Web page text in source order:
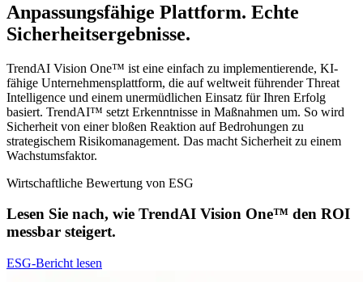
Anpassungsfähige Plattform. Echte
Sicherheitsergebnisse.
TrendAI Vision One™ ist eine einfach zu implementierende, KI-
fähige Unternehmensplattform, die auf weltweit führender Threat
Intelligence und einem unermüdlichen Einsatz für Ihren Erfolg
basiert. TrendAI™ setzt Erkenntnisse in Maßnahmen um. So wird
Sicherheit von einer bloßen Reaktion auf Bedrohungen zu
strategischem Risikomanagement. Das macht Sicherheit zu einem
Wachstumsfaktor.
Wirtschaftliche Bewertung von ESG​​​​‌ ‍ ​‍​‍‌‍ ‌ ​‍‌‍‍‌‌‍‌ ‌‍‍‌‌‍ ‍​‍​‍​ ‍‍​‍​‍‌ ​ ‌‍​‌‌‍ ‍‌‍‍‌‌ ‌​‌ ‍‌​‍ ‍‌‍‍‌‌‍ ​‍​‍​‍ ​​‍​‍‌‍‍​‌ ​‍‌‍‌‌‌‍‌‍​‍​‍​ ‍‍​‍​‍‌‍‍​‌ ‌​‌ ‌​‌ ​​​ ‍‍​‍ ​‍ ‌‍ ​‌‍ ‌‍​ ‌‍​‌‌‍ ​‌‍‍​‌‍ ‌ ​ ‌ ‌​​ ‍‍​ ​ ​ ​ ​ ​ ​ ‌​​‍ ‌‍‍‌‌‍ ‍‌ ‌​‌‍‌‌‌‍ ‍‌ ‌​​‍ ‌‍‌‌‌‍‌​‌‍‍‌‌ ‌​​‍ ‌‍ ‌‌‍ ‌‍‌​‌‍‌‌​ ‌‌ ​​‌ ​‍‌‍‌‌‌ ​ ‌‍‌‌‌‍ ‍‌ ‌​‌‍​‌‌ ‌​‌‍‍‌‌‍ ‌‍ ‍​ ‍ ‌‍‍‌‌‍‌​​ ‌‌‍‌​​ ‌​‌‍​ ​ ​‍​ ‌‍​ ​​​ ‍​‌‍​ ​‍ ‌‌‍‌‍‌‍​ ‌‍​ ​ ‌‍​‍ ‌​ ‌​​ ‍‌‌‍​‍‌‍‌​​‍ ‌‌‍​‌​ ​‌​ ‌​​ ‌‍​‍ ‌​ ‌​​ ​​​ ​‍​ ‌ ​ ​​​ ‍‌‌‍‌‍‌‍​‌​ ​‌​ ​‌​ ‍​​ ‍‌​ ‍ ‌ ‌​‌ ‍‌‌ ​​‌‍‌‌​ ‌‌ ​​‌‍​‌‌‍‌ ‌‍‌‌​ ‍ ‌ ​​‌‍​‌‌ ‌​‌‍‍​​ ‌‌ ​ ‌‍‌‌‌‍​ ‌ ‌​‌‍‍‌‌‍ ‌‍ ‍‌ ​ ​‍‌‌​ ‌‌‌​​‍‌‌ ‌‍‍ ‌‍‌‌‌ ‍‌​‍‌‌​ ​ ‌​‌​​‍‌‌​ ​ ‌​‌​​‍‌‌​ ​‍​ ​‍‌‍‌‍‌‍​ ​ ‌‍​ ​‍​ ​‍‌‍‌​​ ‌‌​ ​‌​ ‍‌‌‍‌‌‌‍​‍​ ‌ ​‍‌‌​ ​‍​ ​‍​‍‌‌​ ‌‌‌​‌​​‍ ‍‌‍‌‌‌ ‍‌‌‍‌‌‌‍​‍‌ ​‍‌‍ ‌ ‌ ​ ‌‍​‍‌‍​‌‌ ​ ‌‍‌‌‌‌‌‌‌ ​‍‌‍ ​​ ‌‌‍‍​‌ ‌​‌ ‌​‌ ​​​‍‌‌​ ​ ‌​​‌​‍‌‌​ ​‍‌​‌‍​‍‌‌​ ​‍‌​‌‍‌‍ ​‌‍ ‌‍​ ‌‍​‌‌‍ ​‌‍‍​‌‍ ‌ ​ ‌ ‌​​‍‌‌​ ​ ‌​​‌​ ​ ​ ​ ​ ​ ​ ‌​​‍‌‍‌‍‍‌‌‍‌​​ ‌‌‍‌​​ ‌​‌‍​ ​ ​‍​ ‌‍​ ​​​ ‍​‌‍​ ​‍ ‌‌‍‌‍‌‍​ ‌‍​ ​ ‌‍​‍ ‌​ ‌​​ ‍‌‌‍​‍‌‍‌​​‍ ‌‌‍​‌​ ​‌​ ‌​​ ‌‍​‍ ‌​ ‌​​ ​​​ ​‍​ ‌ ​ ​​​ ‍‌‌‍‌‍‌‍​‌​ ​‌​ ​‌​ ‍​​ ‍‌​‍‌‍‌ ‌​‌ ‍‌‌ ​​‌‍‌‌​ ‌‌ ​​‌‍​‌‌‍‌ ‌‍‌‌​‍‌‍‌ ​​‌‍​‌‌ ‌​‌‍‍​​ ‌‌ ​ ‌‍‌‌‌‍​ ‌ ‌​‌‍‍‌‌‍ ‌‍ ‍‌ ​ ​‍‌‌​ ‌‌‌​​‍‌‌ ‌‍‍ ‌‍‌‌‌ ‍‌​‍‌‌​ ​ ‌​‌​​‍‌‌​ ​ ‌​‌​​‍‌‌​ ​‍​ ​‍‌‍‌‍‌‍​ ​ ‌‍​ ​‍​ ​‍‌‍‌​​ ‌‌​ ​‌​ ‍‌‌‍‌‌‌‍​‍​ ‌ ​‍‌‌​ ​‍​ ​‍​‍‌‌​ ‌‌‌​‌​​‍ ‍‌‍‌‌‌ ‍‌‌‍‌‌‌‍​‍‌ ​‍‌‍ ‌ ‌ ​‍​‍‌ ‌
Lesen Sie nach, wie TrendAI Vision One™ den ROI
messbar steigert.​​​​‌ ‍ ​‍​‍‌‍ ‌ ​‍‌‍‍‌‌‍‌ ‌‍‍‌‌‍ ‍​‍​‍​ ‍‍​‍​‍‌ ​ ‌‍​‌‌‍ ‍‌‍‍‌‌ ‌​‌ ‍‌​‍ ‍‌‍‍‌‌‍ ​‍​‍​‍ ​​‍​‍‌‍‍​‌ ​‍‌‍‌‌‌‍‌‍​‍​‍​ ‍‍​‍​‍‌‍‍​‌ ‌​‌ ‌​‌ ​​​ ‍‍​‍ ​‍ ‌‍ ​‌‍ ‌‍​ ‌‍​‌‌‍ ​‌‍‍​‌‍ ‌ ​ ‌ ‌​​ ‍‍​ ​ ​ ​ ​ ​ ​ ‌​​‍ ‌‍‍‌‌‍ ‍‌ ‌​‌‍‌‌‌‍ ‍‌ ‌​​‍ ‌‍‌‌‌‍‌​‌‍‍‌‌ ‌​​‍ ‌‍ ‌‌‍ ‌‍‌​‌‍‌‌​ ‌‌ ​​‌ ​‍‌‍‌‌‌ ​ ‌‍‌‌‌‍ ‍‌ ‌​‌‍​‌‌ ‌​‌‍‍‌‌‍ ‌‍ ‍​ ‍ ‌‍‍‌‌‍‌​​ ‌‌‍‌​​ ‌​‌‍​ ​ ​‍​ ‌‍​ ​​​ ‍​‌‍​ ​‍ ‌‌‍‌‍‌‍​ ‌‍​ ​ ‌‍​‍ ‌​ ‌​​ ‍‌‌‍​‍‌‍‌​​‍ ‌‌‍​‌​ ​‌​ ‌​​ ‌‍​‍ ‌​ ‌​​ ​​​ ​‍​ ‌ ​ ​​​ ‍‌‌‍‌‍‌‍​‌​ ​‌​ ​‌​ ‍​​ ‍‌​ ‍ ‌ ‌​‌ ‍‌‌ ​​‌‍‌‌​ ‌‌ ​​‌‍​‌‌‍‌ ‌‍‌‌​ ‍ ‌ ​​‌‍​‌‌ ‌​‌‍‍​​ ‌‌ ​ ‌‍‌‌‌‍​ ‌ ‌​‌‍‍‌‌‍ ‌‍ ‍‌ ​ ​‍‌‌​ ‌‌‌​​‍‌‌ ‌‍‍ ‌‍‌‌‌ ‍‌​‍‌‌​ ​ ‌​‌​​‍‌‌​ ​ ‌​‌​​‍‌‌​ ​‍​ ​‍‌‍‌‍‌‍​ ​ ‌‍​ ​‍​ ​‍‌‍‌​​ ‌‌​ ​‌​ ‍‌‌‍‌‌‌‍​‍​ ‌ ​‍‌‌​ ​‍​ ​‍​‍‌‌​ ‌‌‌​‌​​‍ ‍‌‍‍​‌‍‌‌‌‍​‌‌‍‌​‌‍‍‌‌‍ ‍‌‍‌ ​ ‌‍​‍‌‍​‌‌ ​ ‌‍‌‌‌‌‌‌‌ ​‍‌‍ ​​ ‌‌‍‍​‌ ‌​‌ ‌​‌ ​​​‍‌‌​ ​ ‌​​‌​‍‌‌​ ​‍‌​‌‍​‍‌‌​ ​‍‌​‌‍‌‍ ​‌‍ ‌‍​ ‌‍​‌‌‍ ​‌‍‍​‌‍ ‌ ​ ‌ ‌​​‍‌‌​ ​ ‌​​‌​ ​ ​ ​ ​ ​ ​ ‌​​‍‌‍‌‍‍‌‌‍‌​​ ‌‌‍‌​​ ‌​‌‍​ ​ ​‍​ ‌‍​ ​​​ ‍​‌‍​ ​‍ ‌‌‍‌‍‌‍​ ‌‍​ ​ ‌‍​‍ ‌​ ‌​​ ‍‌‌‍​‍‌‍‌​​‍ ‌‌‍​‌​ ​‌​ ‌​​ ‌‍​‍ ‌​ ‌​​ ​​​ ​‍​ ‌ ​ ​​​ ‍‌‌‍‌‍‌‍​‌​ ​‌​ ​‌​ ‍​​ ‍‌​‍‌‍‌ ‌​‌ ‍‌‌ ​​‌‍‌‌​ ‌‌ ​​‌‍​‌‌‍‌ ‌‍‌‌​‍‌‍‌ ​​‌‍​‌‌ ‌​‌‍‍​​ ‌‌ ​ ‌‍‌‌‌‍​ ‌ ‌​‌‍‍‌‌‍ ‌‍ ‍‌ ​ ​‍‌‌​ ‌‌‌​​‍‌‌ ‌‍‍ ‌‍‌‌‌ ‍‌​‍‌‌​ ​ ‌​‌​​‍‌‌​ ​ ‌​‌​​‍‌‌​ ​‍​ ​‍‌‍‌‍‌‍​ ​ ‌‍​ ​‍​ ​‍‌‍‌​​ ‌‌​ ​‌​ ‍‌‌‍‌‌‌‍​‍​ ‌ ​‍‌‌​ ​‍​ ​‍​‍‌‌​ ‌‌‌​‌​​‍ ‍‌‍‍​‌‍‌‌‌‍​‌‌‍‌​‌‍‍‌‌‍ ‍‌‍‌ ​‍​‍‌ ‌
ESG-Bericht lesen